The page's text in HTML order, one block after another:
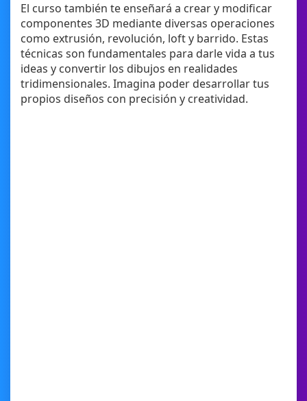
El curso también te enseñará a crear y modificar
componentes 3D mediante diversas operaciones
como extrusión, revolución, loft y barrido. Estas
técnicas son fundamentales para darle vida a tus
ideas y convertir los dibujos en realidades
tridimensionales. Imagina poder desarrollar tus
propios diseños con precisión y creatividad.